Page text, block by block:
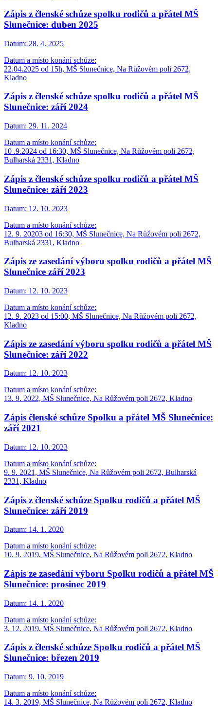
Zápis z členské schůze spolku rodičů a přátel MŠ
Slunečnice: duben 2025
Datum: 28. 4. 2025
Datum a místo konání schůze:
22.04.2025 od 15h, MŠ Slunečnice, Na Růžovém poli 2672,
Kladno
Zápis z členské schůze spolku rodičů a přátel MŠ
Slunečnice: září 2024
Datum: 29. 11. 2024
Datum a místo konání schůze:
10 .9.2024 od 16:30, MŠ Slunečnice, Na Růžovém poli 2672,
Bulharská 2331, Kladno
Zápis z členské schůze spolku rodičů a přátel MŠ
Slunečnice: září 2023
Datum: 12. 10. 2023
Datum a místo konání schůze:
12. 9. 20203 od 16:30, MŠ Slunečnice, Na Růžovém poli 2672,
Bulharská 2331, Kladno
Zápis ze zasedání výboru spolku rodičů a přátel MŠ
Slunečnice září 2023
Datum: 12. 10. 2023
Datum a místo konání schůze:
12. 9. 2023 od 15:00, MŠ Slunečnice, Na Růžovém poli 2672,
Kladno
Zápis ze zasedání výboru spolku rodičů a přátel MŠ
Slunečnice: září 2022
Datum: 12. 10. 2023
Datum a místo konání schůze:
13. 9. 2022, MŠ Slunečnice, Na Růžovém poli 2672, Kladno
Zápis členské schůze Spolku a přátel MŠ Slunečnice:
září 2021
Datum: 12. 10. 2023
Datum a místo konání schůze:
9. 9. 2021, MŠ Slunečnice, Na Růžovém poli 2672, Bulharská
2331, Kladno
Zápis z členské schůze Spolku rodičů a přátel MŠ
Slunečnice: září 2019
Datum: 14. 1. 2020
Datum a místo konání schůze:
10. 9. 2019, MŠ Slunečnice, Na Růžovém poli 2672, Kladno
Zápis ze zasedání výboru Spolku rodičů a přátel MŠ
Slunečnice: prosinec 2019
Datum: 14. 1. 2020
Datum a místo konání schůze:
3. 12. 2019, MŠ Slunečnice, Na Růžovém poli 2672, Kladno
Zápis z členské schůze Spolku rodičů a přátel MŠ
Slunečnice: březen 2019
Datum: 9. 10. 2019
Datum a místo konání schůze:
14. 3. 2019, MŠ Slunečnice, Na Růžovém poli 2672, Kladno